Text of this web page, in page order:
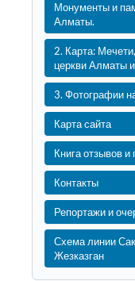
Монументы и
Алматы.
2. Карта:
церкви Алматы
3. Фотографии
Карта сайта
Книга отзывов
Контакты
Репортажи и
Схема линии
Жезказган